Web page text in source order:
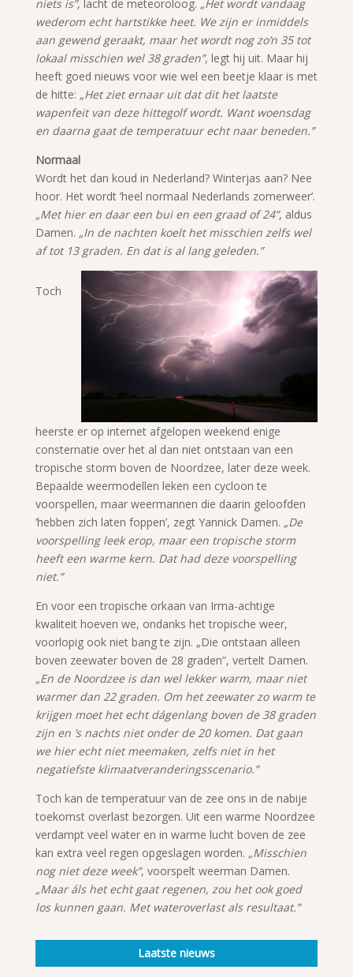
niets is”, lacht de meteoroloog. „Het wordt vandaag
wederom echt hartstikke heet. We zijn er inmiddels
aan gewend geraakt, maar het wordt nog zo’n 35 tot
lokaal misschien wel 38 graden”, legt hij uit. Maar hij
heeft goed nieuws voor wie wel een beetje klaar is met
de hitte: „Het ziet ernaar uit dat dit het laatste
wapenfeit van deze hittegolf wordt. Want woensdag
en daarna gaat de temperatuur echt naar beneden.”
Normaal
Wordt het dan koud in Nederland? Winterjas aan? Nee
hoor. Het wordt ’heel normaal Nederlands zomerweer’.
„Met hier en daar een bui en een graad of 24”, aldus
Damen. „In de nachten koelt het misschien zelfs wel
af tot 13 graden. En dat is al lang geleden.”
Toch
heerste er op internet afgelopen weekend enige
consternatie over het al dan niet ontstaan van een
tropische storm boven de Noordzee, later deze week.
Bepaalde weermodellen leken een cycloon te
voorspellen, maar weermannen die daarin geloofden
’hebben zich laten foppen’, zegt Yannick Damen. „De
voorspelling leek erop, maar een tropische storm
heeft een warme kern. Dat had deze voorspelling
niet.”
En voor een tropische orkaan van Irma-achtige
kwaliteit hoeven we, ondanks het tropische weer,
voorlopig ook niet bang te zijn. „Die ontstaan alleen
boven zeewater boven de 28 graden”, vertelt Damen.
„En de Noordzee is dan wel lekker warm, maar niet
warmer dan 22 graden. Om het zeewater zo warm te
krijgen moet het echt dágenlang boven de 38 graden
zijn en ’s nachts niet onder de 20 komen. Dat gaan
we hier echt niet meemaken, zelfs niet in het
negatiefste klimaatveranderingsscenario.”
Toch kan de temperatuur van de zee ons in de nabije
toekomst overlast bezorgen. Uit een warme Noordzee
verdampt veel water en in warme lucht boven de zee
kan extra veel regen opgeslagen worden. „Misschien
nog niet deze week”, voorspelt weerman Damen.
„Maar áls het echt gaat regenen, zou het ook goed
los kunnen gaan. Met wateroverlast als resultaat.”
Laatste nieuws